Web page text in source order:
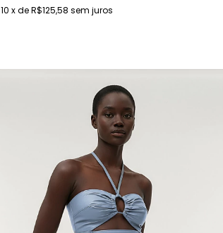
10 x deR$125,58 sem juros